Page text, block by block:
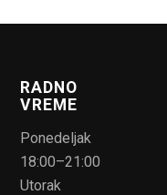
RADNO
VREME
Ponedeljak
18:00–21:00
Utorak